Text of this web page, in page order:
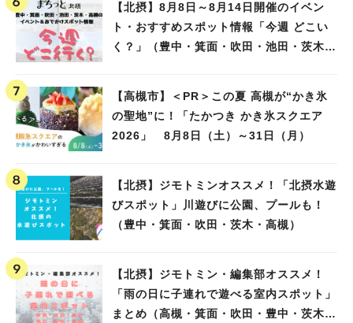
【北摂】8月8日～8月14日開催のイベン
ト・おすすめスポット情報「今週 どこい
く？」（豊中・箕面・吹田・池田・茨木・
【高槻市】＜PR＞この夏 高槻が“かき氷
の聖地”に！「たかつき かき氷スクエア
2026」 8月8日（土）～31日（月）
【北摂】ジモトミンオススメ！「北摂水遊
びスポット」川遊びに公園、プールも！
（豊中・箕面・吹田・茨木・高槻）
【北摂】ジモトミン・編集部オススメ！
「雨の日に子連れで遊べる室内スポット」
まとめ（高槻・箕面・吹田・豊中・茨木・